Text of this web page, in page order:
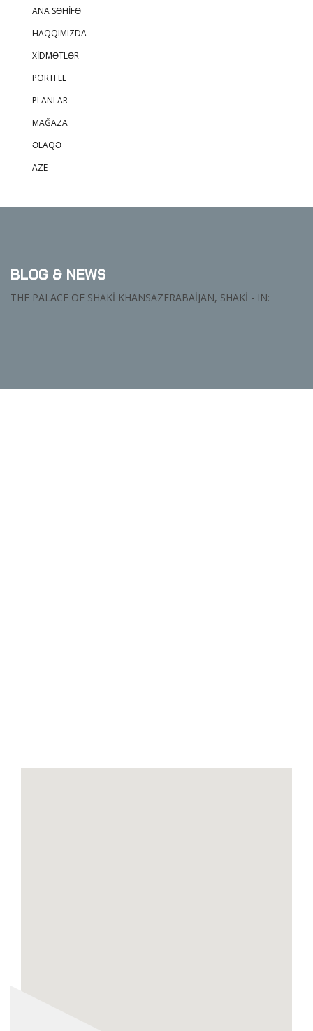
ANA SƏHIFƏ
HAQQIMIZDA
XIDMƏTLƏR
PORTFEL
PLANLAR
MAĞAZA
ƏLAQƏ
AZE
BLOG & NEWS
THE PALACE OF SHAKI KHANSAZERABAIJAN, SHAKI - IN: